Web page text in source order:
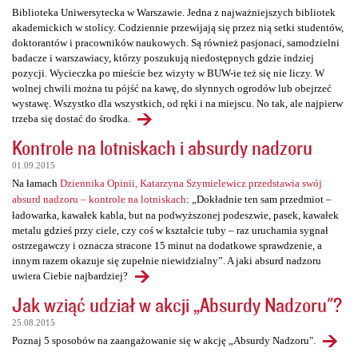
Biblioteka Uniwersytecka w Warszawie. Jedna z najważniejszych bibliotek
akademickich w stolicy. Codziennie przewijają się przez nią setki studentów,
doktorantów i pracowników naukowych. Są również pasjonaci, samodzielni
badacze i warszawiacy, którzy poszukują niedostępnych gdzie indziej
pozycji. Wycieczka po mieście bez wizyty w BUW-ie też się nie liczy. W
wolnej chwili można tu pójść na kawę, do słynnych ogrodów lub obejrzeć
wystawę. Wszystko dla wszystkich, od ręki i na miejscu. No tak, ale najpierw
trzeba się dostać do środka.
Kontrole na lotniskach i absurdy nadzoru
01.09.2015
Na łamach Dziennika Opinii, Katarzyna Szymielewicz przedstawia swój
absurd nadzoru – kontrole na lotniskach: „Dokładnie ten sam przedmiot –
ładowarka, kawałek kabla, but na podwyższonej podeszwie, pasek, kawałek
metalu gdzieś przy ciele, czy coś w kształcie tuby – raz uruchamia sygnał
ostrzegawczy i oznacza stracone 15 minut na dodatkowe sprawdzenie, a
innym razem okazuje się zupełnie niewidzialny”. A jaki absurd nadzoru
uwiera Ciebie najbardziej?
Jak wziąć udział w akcji „Absurdy Nadzoru"?
25.08.2015
Poznaj 5 sposobów na zaangażowanie się w akcję „Absurdy Nadzoru".